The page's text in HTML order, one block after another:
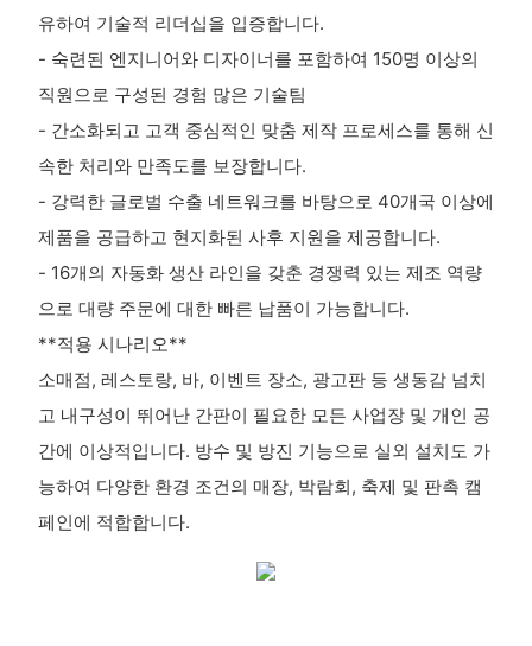
유하여 기술적 리더십을 입증합니다.
- 숙련된 엔지니어와 디자이너를 포함하여 150명 이상의
직원으로 구성된 경험 많은 기술팀
- 간소화되고 고객 중심적인 맞춤 제작 프로세스를 통해 신
속한 처리와 만족도를 보장합니다.
- 강력한 글로벌 수출 네트워크를 바탕으로 40개국 이상에
제품을 공급하고 현지화된 사후 지원을 제공합니다.
- 16개의 자동화 생산 라인을 갖춘 경쟁력 있는 제조 역량
으로 대량 주문에 대한 빠른 납품이 가능합니다.
**적용 시나리오**
소매점, 레스토랑, 바, 이벤트 장소, 광고판 등 생동감 넘치
고 내구성이 뛰어난 간판이 필요한 모든 사업장 및 개인 공
간에 이상적입니다. 방수 및 방진 기능으로 실외 설치도 가
능하여 다양한 환경 조건의 매장, 박람회, 축제 및 판촉 캠
페인에 적합합니다.